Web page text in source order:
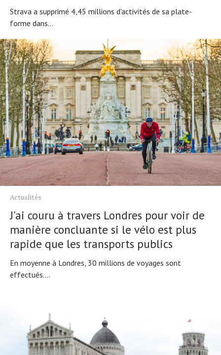
Strava a supprimé 4,45 millions d'activités de sa plate-
forme dans...
Actualités
J'ai couru à travers Londres pour voir de
manière concluante si le vélo est plus
rapide que les transports publics
En moyenne à Londres, 30 millions de voyages sont
effectués....